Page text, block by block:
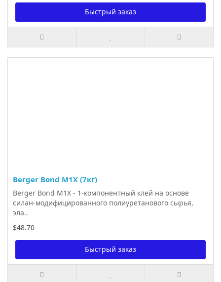
Быстрый заказ
Berger Bond М1Х (7кг)
Berger Bond М1Х - 1-компонентный клей на основе
силан-модифицированного полиуретанового сырья,
эла..
$48.70
Быстрый заказ